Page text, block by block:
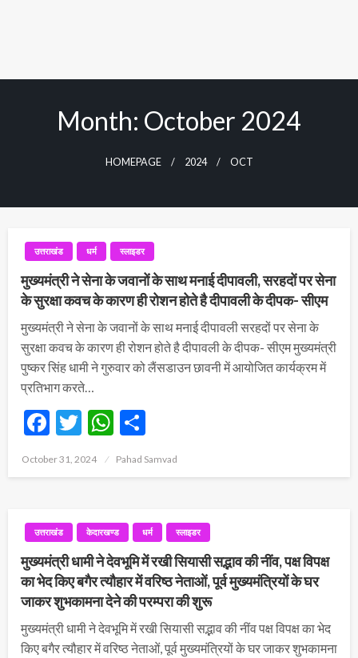
Month: October 2024
HOMEPAGE 2024 OCT
उत्तराखंड धर्म स्लाइडर
मुख्यमंत्री ने सेना के जवानों के साथ मनाई दीपावली, सरहदों पर सेना
के सुरक्षा कवच के कारण ही रोशन होते है दीपावली के दीपक- सीएम
मुख्यमंत्री ने सेना के जवानों के साथ मनाई दीपावली सरहदों पर सेना के
सुरक्षा कवच के कारण ही रोशन होते है दीपावली के दीपक- सीएम मुख्यमंत्री
पुष्कर सिंह धामी ने गुरुवार को लैंसडाउन छावनी में आयोजित कार्यक्रम में
प्रतिभाग करते…
Facebook
TwitterWhatsApp
Posted
October 31, 2024 Pahad Samvad
उत्तराखंड केदारखण्ड धर्म स्लाइडर
मुख्यमंत्री धामी ने देवभूमि में रखी सियासी सद्भाव की नींव, पक्ष विपक्ष
का भेद किए बगैर त्यौहार में वरिष्ठ नेताओं, पूर्व मुख्यमंत्रियों के घर
जाकर शुभकामना देने की परम्परा की शुरू
मुख्यमंत्री धामी ने देवभूमि में रखी सियासी सद्भाव की नींव पक्ष विपक्ष का भेद
किए बगैर त्यौहार में वरिष्ठ नेताओं, पूर्व मुख्यमंत्रियों के घर जाकर शुभकामना